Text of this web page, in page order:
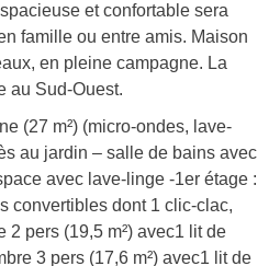
et confortable sera
famille ou entre amis. Maison
en pleine campagne. La
au Sud-Ouest.
(27 m²) (micro-ondes, lave-
au jardin – salle de bains avec
avec lave-linge -1er étage :
convertibles dont 1 clic-clac,
2 pers (19,5 m²) avec1 lit de
3 pers (17,6 m²) avec1 lit de